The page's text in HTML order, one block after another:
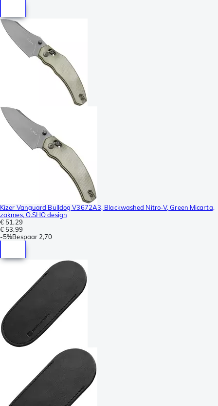
Kizer Vanguard Bulldog V3672A3, Blackwashed Nitro-V, Green Micarta,
zakmes, O.SHO design
€ 51,29
€ 53,99
-5%Bespaar 2,70